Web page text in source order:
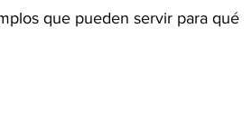
que pueden servir para qué